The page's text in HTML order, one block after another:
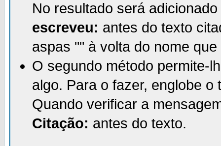
No resultado será
escreveu: antes do texto
aspas "" à volta do nome
O segundo método permite-
algo. Para o fazer, englobe
Quando verificar a
Citação: antes do texto.